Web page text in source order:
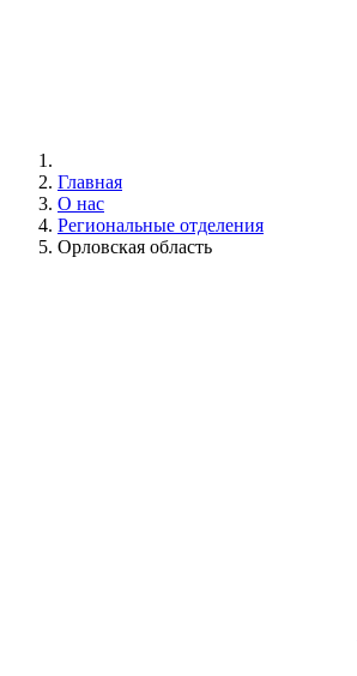
Главная
О нас
Региональные отделения
Орловская область